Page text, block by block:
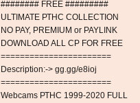
######## FREE #########
ULTIMATE РТНС COLLECTION
NO PAY, PREMIUM or PAYLINK
DOWNLOAD ALL СР FOR FREE
=======================
Description:-> gg.gg/e8ioj
=======================
Webcams РТНС 1999-2020 FULL